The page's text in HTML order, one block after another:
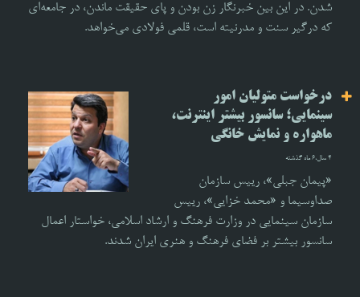
شدن. در این بین خبرنگار زن بودن و پای حقیقت ماندن، در جامعه‌‌ای
که درگیر سنت و مدرنیته است، قلمی فولادی می‌خواهد.
درخواست متولیان امور
سینمایی؛ سانسور بیشتر اینترنت،
ماهواره و نمایش خانگی
4 سال،6 ماه گذشته
«پیمان جبلی»، رییس سازمان
صداوسیما و «محمد خزایی»، رییس
سازمان سینمایی در وزارت فرهنگ و ارشاد اسلامی، خواستار اعمال
سانسور بیشتر بر فضای فرهنگ و هنری ایران شدند.